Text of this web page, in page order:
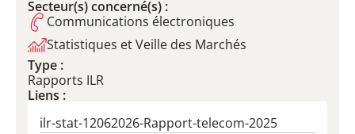
Secteur(s) concerné(s) :
Communications électroniques
Statistiques et Veille des Marchés
Type :
Rapports ILR
Liens :
ilr-stat-12062026-Rapport-telecom-2025